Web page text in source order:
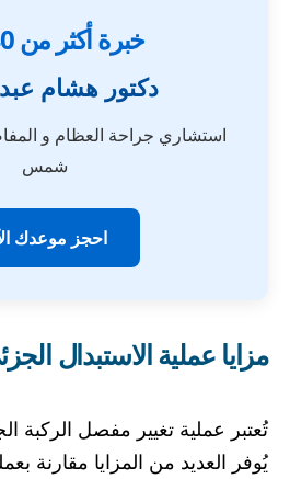
خبرة أكثر من 40 عام
دكتور هشام عبد
استشاري جراحة العظام و
شمس
احجز موعدك
مزايا عملية الاستبدال
تُعتبر عملية تغيير مفصل الركبة
يُوفر العديد من المزايا مقارنة